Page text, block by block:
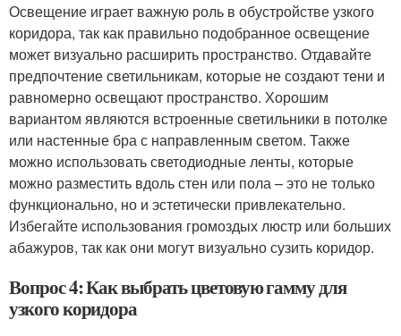
Освещение играет важную роль в обустройстве узкого
коридора, так как правильно подобранное освещение
может визуально расширить пространство. Отдавайте
предпочтение светильникам, которые не создают тени и
равномерно освещают пространство. Хорошим
вариантом являются встроенные светильники в потолке
или настенные бра с направленным светом. Также
можно использовать светодиодные ленты, которые
можно разместить вдоль стен или пола – это не только
функционально, но и эстетически привлекательно.
Избегайте использования громоздых люстр или больших
абажуров, так как они могут визуально сузить коридор.
Вопрос 4: Как выбрать цветовую гамму для
узкого коридора